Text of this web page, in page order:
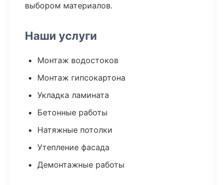
выбором материалов.
Наши услуги
Монтаж водостоков
Монтаж гипсокартона
Укладка ламината
Бетонные работы
Натяжные потолки
Утепление фасада
Демонтажные работы